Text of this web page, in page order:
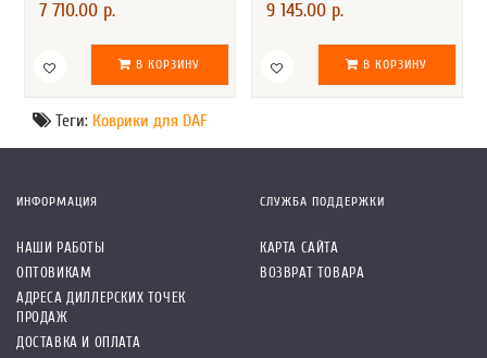
7 710.00 р.
В КОРЗИНУ
9 145.00 р.
В КОРЗИНУ
Теги: Коврики для DAF
ИНФОРМАЦИЯ
НАШИ РАБОТЫ
ОПТОВИКАМ
АДРЕСА ДИЛЛЕРСКИХ ТОЧЕК
ПРОДАЖ
ДОСТАВКА И ОПЛАТА
СЛУЖБА ПОДДЕРЖКИ
КАРТА САЙТА
ВОЗВРАТ ТОВАРА